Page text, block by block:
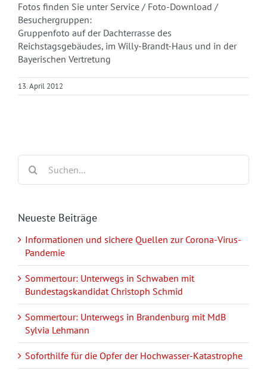
Fotos finden Sie unter Service / Foto-Download /
Besuchergruppen:
Gruppenfoto auf der Dachterrasse des
Reichstagsgebäudes, im Willy-Brandt-Haus und in der
Bayerischen Vertretung
13. April 2012
nach:
Neueste Beiträge
Informationen und sichere Quellen zur Corona-Virus-
Pandemie
Sommertour: Unterwegs in Schwaben mit
Bundestagskandidat Christoph Schmid
Sommertour: Unterwegs in Brandenburg mit MdB
Sylvia Lehmann
Soforthilfe für die Opfer der Hochwasser-Katastrophe